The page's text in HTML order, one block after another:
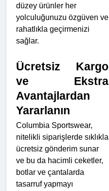
düzey ürünler her
yolculuğunuzu özgüven ve
rahatlıkla geçirmenizi
sağlar.
Ücretsiz Kargo
ve Ekstra
Avantajlardan
Yararlanın
Columbia Sportswear,
nitelikli siparişlerde sıklıkla
ücretsiz gönderim sunar
ve bu da hacimli ceketler,
botlar ve çantalarda
tasarruf yapmayı